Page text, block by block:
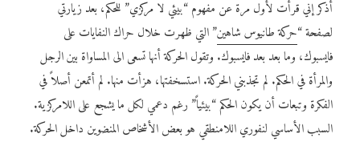
أذكر إني قرأت لأول مرة عن مفهوم “بيئي لا مركزي” للحكم، بعد زيارتي
لصفحة “حركة طانيوس شاهين” التي ظهرت خلال حراك النفايات على
فايسبوك، وما بعد بعد فايسبوك. وتقول الحركة أنها تسعى الى المساواة بين الرجل
والمرأة في الحكم. لم تجذبني الحركة. استسخفتها، هزأت منها. لم أتمعن أصلاً في
الفكرة وتبعات أن يكون الحكم “بيئياً” رغم دعمي لكل ما يشجع على اللامركزية.
السبب الأساسي لنفوري اللامنطقي هو بعض الأشخاص المنضوين داخل الحركة.